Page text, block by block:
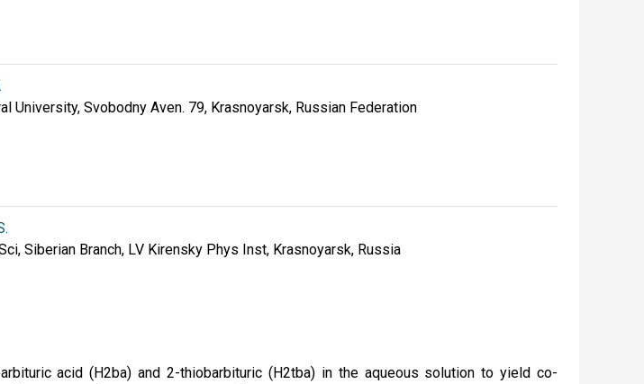
University, Svobodny Aven. 79, Krasnoyarsk, Russian Federation
Siberian Branch, LV Kirensky Phys Inst, Krasnoyarsk, Russia
acid (H2ba) and 2-thiobarbituric (H2tba) in the aqueous solution to yield co-